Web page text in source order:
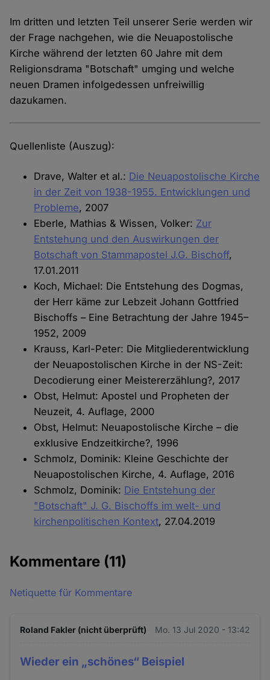
Im dritten und letzten Teil unserer Serie werden wir
der Frage nachgehen, wie die Neuapostolische
Kirche während der letzten 60 Jahre mit dem
Religionsdrama "Botschaft" umging und welche
neuen Dramen infolgedessen unfreiwillig
dazukamen.
Quellenliste (Auszug):
Drave, Walter et al.: Die Neuapostolische Kirche
in der Zeit von 1938-1955. Entwicklungen und
Probleme, 2007
Eberle, Mathias & Wissen, Volker: Zur
Entstehung und den Auswirkungen der
Botschaft von Stammapostel J.G. Bischoff,
17.01.2011
Koch, Michael: Die Entstehung des Dogmas,
der Herr käme zur Lebzeit Johann Gottfried
Bischoffs – Eine Betrachtung der Jahre 1945–
1952, 2009
Krauss, Karl-Peter: Die Mitgliederentwicklung
der Neuapostolischen Kirche in der NS-Zeit:
Decodierung einer Meistererzählung?, 2017
Obst, Helmut: Apostel und Propheten der
Neuzeit, 4. Auflage, 2000
Obst, Helmut: Neuapostolische Kirche – die
exklusive Endzeitkirche?, 1996
Schmolz, Dominik: Kleine Geschichte der
Neuapostolischen Kirche, 4. Auflage, 2016
Schmolz, Dominik: Die Entstehung der
"Botschaft" J. G. Bischoffs im welt- und
kirchenpolitischen Kontext, 27.04.2019
Kommentare (11)
Netiquette für Kommentare
Roland Fakler (nicht überprüft) Mo. 13 Jul 2020 - 13:42
Wieder ein „schönes“ Beispiel